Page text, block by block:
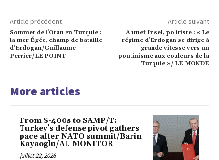
Article précédent
Sommet de l’Otan en Turquie :
la mer Égée, champ de bataille
d’Erdogan/Guillaume
Perrier/LE POINT
Article suivant
Ahmet Insel, politiste : « Le
régime d’Erdogan se dirige à
grande vitesse vers un
poutinisme aux couleurs de la
Turquie »/ LE MONDE
More articles
From S-400s to SAMP/T:
Turkey’s defense pivot gathers
pace after NATO summit/Barin
Kayaoglu/AL-MONITOR
juillet 22, 2026